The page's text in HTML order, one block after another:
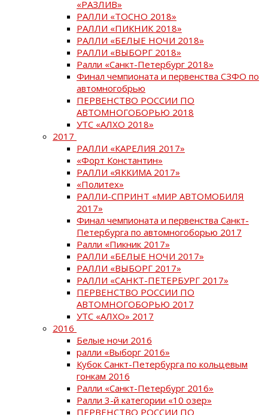
«РАЗЛИВ»
РАЛЛИ «ТОСНО 2018»
РАЛЛИ «ПИКНИК 2018»
РАЛЛИ «БЕЛЫЕ НОЧИ 2018»
РАЛЛИ «ВЫБОРГ 2018»
Ралли «Санкт-Петербург 2018»
Финал чемпионата и первенства СЗФО по
автомногобрью
ПЕРВЕНСТВО РОССИИ ПО
АВТОМНОГОБОРЬЮ 2018
УТС «АЛХО 2018»
2017
РАЛЛИ «КАРЕЛИЯ 2017»
«Форт Константин»
РАЛЛИ «ЯККИМА 2017»
«Политех»
РАЛЛИ-СПРИНТ «МИР АВТОМОБИЛЯ
2017»
Финал чемпионата и первенства Санкт-
Петербурга по автомногоборью 2017
Ралли «Пикник 2017»
РАЛЛИ «БЕЛЫЕ НОЧИ 2017»
РАЛЛИ «ВЫБОРГ 2017»
РАЛЛИ «САНКТ-ПЕТЕРБУРГ 2017»
ПЕРВЕНСТВО РОССИИ ПО
АВТОМНОГОБОРЬЮ 2017
УТС «АЛХО» 2017
2016
Белые ночи 2016
ралли «Выборг 2016»
Кубок Санкт-Петербурга по кольцевым
гонкам 2016
Ралли «Санкт-Петербург 2016»
Ралли 3-й категории «10 озер»
ПЕРВЕНСТВО РОССИИ ПО